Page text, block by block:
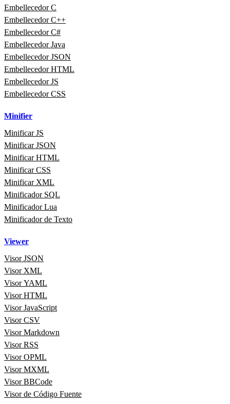
Embellecedor C
Embellecedor C++
Embellecedor C#
Embellecedor Java
Embellecedor JSON
Embellecedor HTML
Embellecedor JS
Embellecedor CSS
Minifier
Minificar JS
Minificar JSON
Minificar HTML
Minificar CSS
Minificar XML
Minificador SQL
Minificador Lua
Minificador de Texto
Viewer
Visor JSON
Visor XML
Visor YAML
Visor HTML
Visor JavaScript
Visor CSV
Visor Markdown
Visor RSS
Visor OPML
Visor MXML
Visor BBCode
Visor de Código Fuente